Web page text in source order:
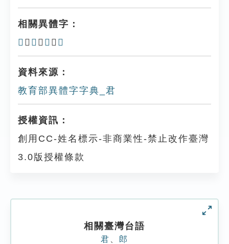
相關異體字：
𠱩 、 𠱭 、 𠱰 、 𠁈
資料來源：
教育部異體字字典_君
授權資訊：
創用CC-姓名標示-非商業性-禁止改作臺灣
3.0版授權條款
相關臺灣台語
君 郎